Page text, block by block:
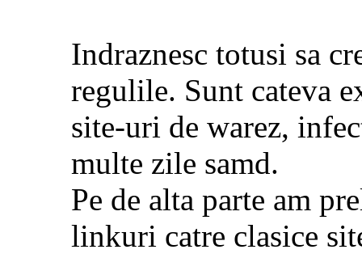
Indraznesc totusi sa
regulile. Sunt cateva
site-uri de warez,
multe zile samd.
Pe de alta parte am
linkuri catre clasice